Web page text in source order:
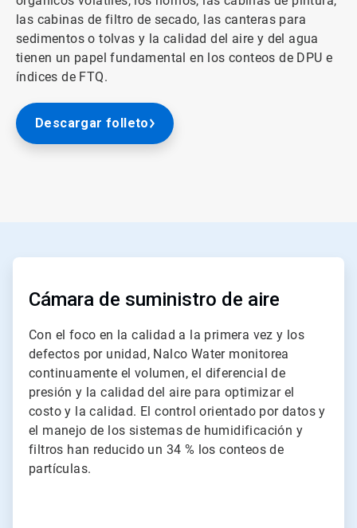
las cabinas de filtro de secado, las canteras para
sedimentos o tolvas y la calidad del aire y del agua
tienen un papel fundamental en los conteos de DPU e
índices de FTQ.
Descargar folleto
ArticleTile
Cámara de suministro de aire
Con el foco en la calidad a la primera vez y los
defectos por unidad, Nalco Water monitorea
continuamente el volumen, el diferencial de
presión y la calidad del aire para optimizar el
costo y la calidad. El control orientado por datos y
el manejo de los sistemas de humidificación y
filtros han reducido un 34 % los conteos de
partículas.